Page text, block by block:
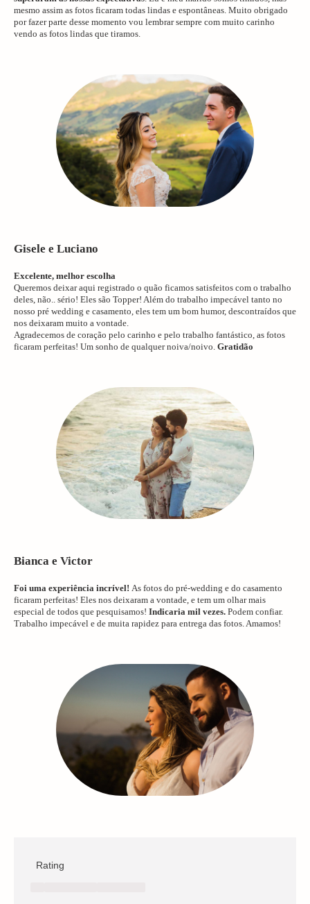
mesmo assim as fotos ficaram todas lindas e espontâneas. Muito obrigado
por fazer parte desse momento vou lembrar sempre com muito carinho
vendo as fotos lindas que tiramos.
Gisele e Luciano
Excelente, melhor escolha
Queremos deixar aqui registrado o quão ficamos satisfeitos com o trabalho
deles, não.. sério! Eles são Topper! Além do trabalho impecável tanto no
nosso pré wedding e casamento, eles tem um bom humor, descontraídos que
nos deixaram muito a vontade.
Agradecemos de coração pelo carinho e pelo trabalho fantástico, as fotos
ficaram perfeitas! Um sonho de qualquer noiva/noivo. Gratidão
Bianca e Victor
Foi uma experiência incrível! As fotos do pré-wedding e do casamento
ficaram perfeitas! Eles nos deixaram a vontade, e tem um olhar mais
especial de todos que pesquisamos! Indicaria mil vezes. Podem confiar.
Trabalho impecável e de muita rapidez para entrega das fotos. Amamos!
Rating